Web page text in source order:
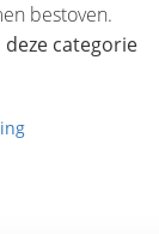
bestoven.
categorie